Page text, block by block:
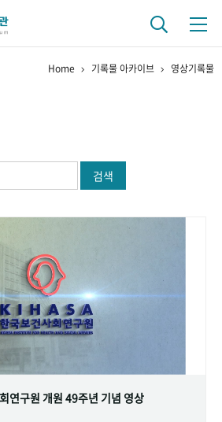
는 연구 역사
연구자들
록물 행정박물 영상 기록물
50년
Home 기록물 아카이브 영상기록물
검색
연구원 개원 49주년 기념 영상